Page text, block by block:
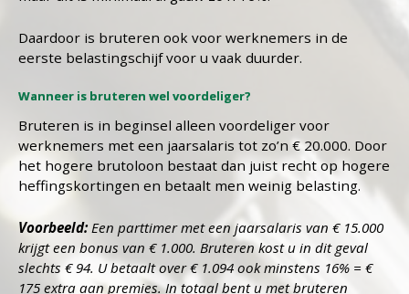
Daardoor is bruteren ook voor werknemers in de
eerste belastingschijf voor u vaak duurder.
Wanneer is bruteren wel voordeliger?
Bruteren is in beginsel alleen voordeliger voor
werknemers met een jaarsalaris tot zo’n € 20.000. Door
het hogere brutoloon bestaat dan juist recht op hogere
heffingskortingen en betaalt men weinig belasting.
Voorbeeld: Een parttimer met een jaarsalaris van € 15.000
krijgt een bonus van € 1.000. Bruteren kost u in dit geval
slechts € 94. U betaalt over € 1.094 ook minstens 16% = €
175 extra aan premies. In totaal bent u met bruteren